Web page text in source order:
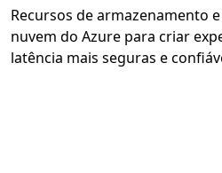
Recursos de armazenamento
nuvem do Azure para criar
latência mais seguras e